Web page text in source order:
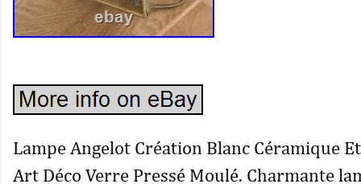
Lampe Angelot Création Blanc Céramique
Art Déco Verre Pressé Moulé. Charmante